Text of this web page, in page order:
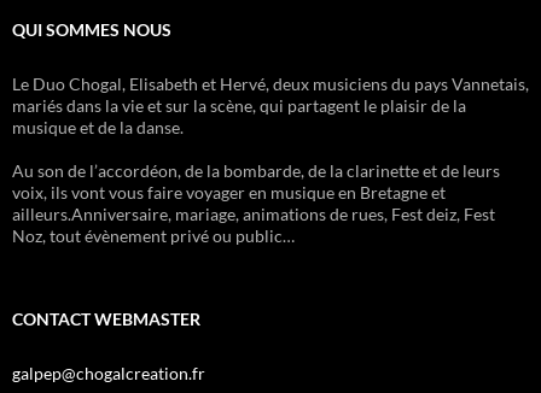
QUI SOMMES NOUS
Le Duo Chogal, Elisabeth et Hervé, deux musiciens du pays Vannetais,
mariés dans la vie et sur la scène, qui partagent le plaisir de la
musique et de la danse.
Au son de l’accordéon, de la bombarde, de la clarinette et de leurs
voix, ils vont vous faire voyager en musique en Bretagne et
ailleurs.Anniversaire, mariage, animations de rues, Fest deiz, Fest
Noz, tout évènement privé ou public…
CONTACT WEBMASTER
galpep@chogalcreation.fr